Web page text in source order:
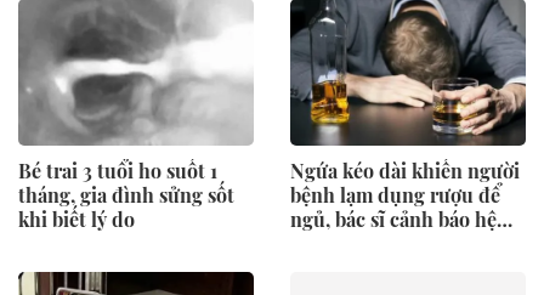
Bé trai 3 tuổi ho suốt 1
tháng, gia đình sửng sốt
khi biết lý do
Ngứa kéo dài khiến người
bệnh lạm dụng rượu để
ngủ, bác sĩ cảnh báo hệ